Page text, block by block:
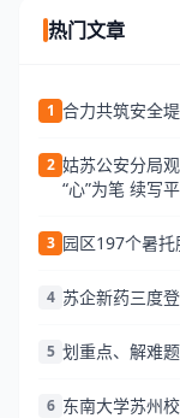
热门文章
1 合力共筑安全
2 姑苏公安分局
“心”为笔 续写
3 园区197个暑
4 苏企新药三度
5 划重点、解难
6 东南大学苏州